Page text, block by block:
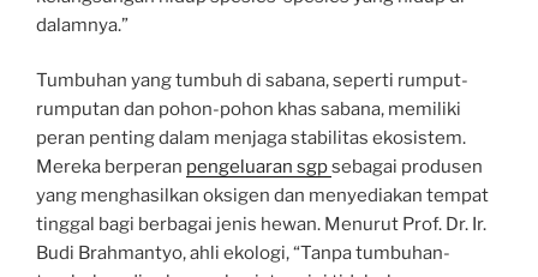
dalamnya.”
Tumbuhan yang tumbuh di sabana, seperti rumput-
rumputan dan pohon-pohon khas sabana, memiliki
peran penting dalam menjaga stabilitas ekosistem.
Mereka berperan pengeluaran sgpsebagai produsen
yang menghasilkan oksigen dan menyediakan tempat
tinggal bagi berbagai jenis hewan. Menurut Prof. Dr. Ir.
Budi Brahmantyo, ahli ekologi, “Tanpa tumbuhan-